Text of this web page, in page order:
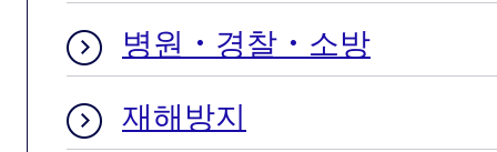
병원・경찰・소방
재해방지